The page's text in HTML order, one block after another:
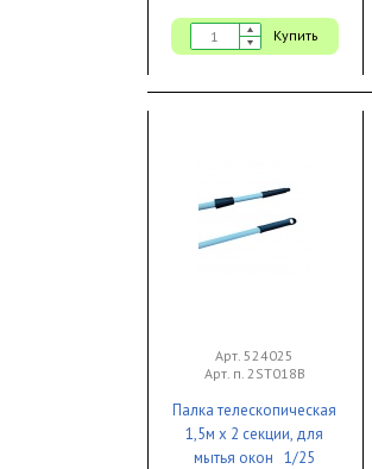
Купить
Арт. 524025
Арт. п. 2ST018B
Палка телескопическая
1,5м х 2 секции, для
мытья окон 1/25